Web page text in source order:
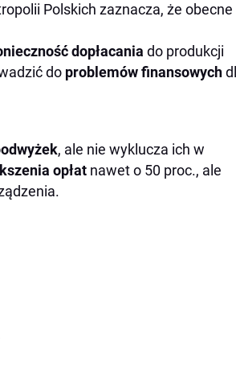
Polskich zaznacza, że obecne
dopłacania do produkcji
do problemów finansowych
, ale nie wyklucza ich w
opłat nawet o 50 proc., ale